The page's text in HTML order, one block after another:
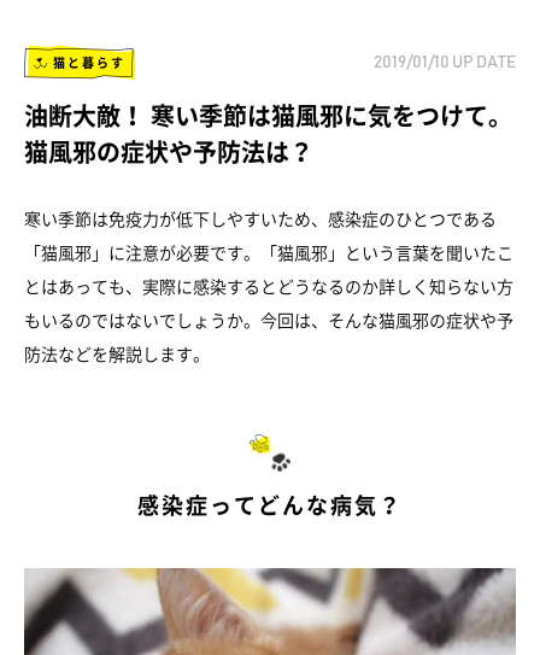
猫と暮らす 2019/01/10 UP DATE
油断大敵！ 寒い季節は猫風邪に気をつけて。
猫風邪の症状や予防法は？
寒い季節は免疫力が低下しやすいため、感染症のひとつである
「猫風邪」に注意が必要です。「猫風邪」という言葉を聞いたこ
とはあっても、実際に感染するとどうなるのか詳しく知らない方
もいるのではないでしょうか。今回は、そんな猫風邪の症状や予
防法などを解説します。
感染症ってどんな病気？